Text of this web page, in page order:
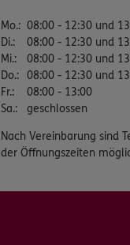
Mo.: 08:00 - 12:30 und
Di.:
08:00 - 12:30 und
Mi.:
08:00 - 12:30 und
Do.: 08:00 - 12:30 und
Fr.:
08:00 - 13:00
Sa.: geschlossen
Nach Vereinbarung sind
der Öffnungszeiten